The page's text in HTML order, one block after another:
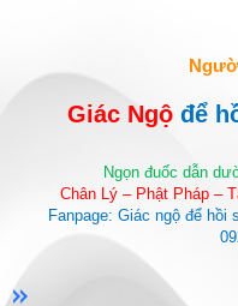
Giác Ngộ để
Ngọn đuốc dẫn
Chân Lý – Phật Pháp –
Fanpage: Giác ngộ để hồi